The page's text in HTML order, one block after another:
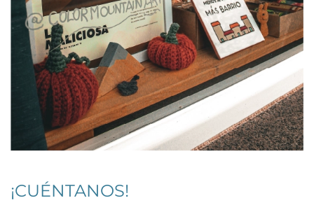
¡CUÉNTANOS!